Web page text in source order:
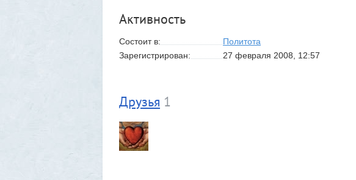
Активность
Состоит в:
Политота
Зарегистрирован:
27 февраля 2008, 12:57
Друзья 1